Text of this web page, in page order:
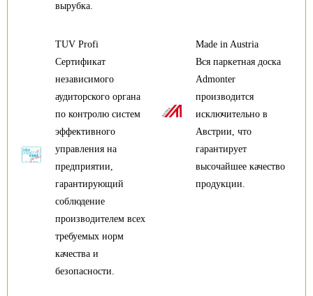
вырубка.
TUV Profi
Сертификат
независимого
аудиторского органа
по контролю систем
эффективного
управления на
предприятии,
гарантирующий
соблюдение
производителем всех
требуемых норм
качества и
безопасности.
Made in Austria
Вся паркетная доска
Admonter
производится
исключительно в
Австрии, что
гарантирует
высочайшее качество
продукции.